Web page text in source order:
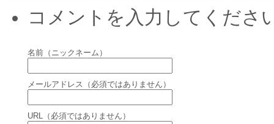
コメントを入力してくださ
名前（ニックネーム）
メールアドレス（必須ではありません）
URL（必須ではありません）